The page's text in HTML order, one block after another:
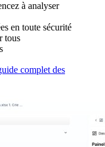
à analyser
en toute sécurité
tous
complet des